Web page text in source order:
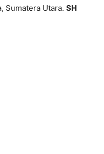
Sumatera Utara. SH